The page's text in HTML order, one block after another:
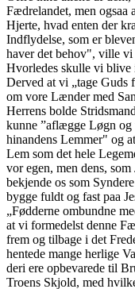
Fædrelandet, men ogsaa
Hjerte, hvad enten der
Indflydelse, som er
haver det behov", ville
Hvorledes skulle vi blive
Derved at vi „tage Guds
om vore Lænder med
Herrens bolde
kunne ”aflægge Løgn og
hinandens Lemmer" og
Lem som det hele
vor egen, men dens,
bekjende os som
bygge fuldt og fast paa
„Fødderne ombundne
at vi formedelst denne
frem og tilbage i det
hentede mange herlige
deri ere opbevarede til
Troens Skjold, med